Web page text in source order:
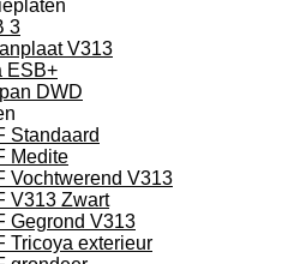
3
V313
ESB+
DWD
Standaard
Medite
Vochtwerend V313
V313 Zwart
Gegrond V313
Tricoya exterieur